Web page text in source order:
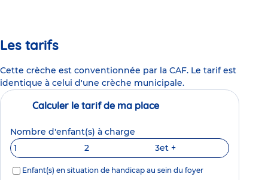
Les tarifs
Cette crèche est conventionnée par la CAF. Le tarif est
identique à celui d'une crèche municipale.
Calculer le tarif de ma place
Nombre d'enfant(s) à charge
1
2 3et +
Enfant(s) en situation de handicap au sein du foyer